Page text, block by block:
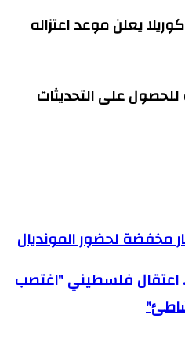
يعلن موعد اعتزاله
للحصول على التحديثات
مخفضة لحضور المونديال
اعتقال فلسطيني "اغتصب